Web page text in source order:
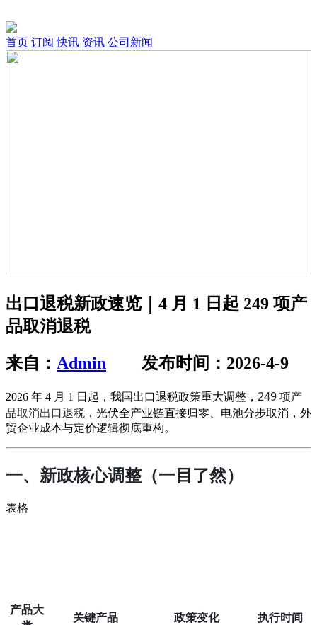
首页 订阅 快讯 资讯 公司新闻
出口退税新政速览｜4 月 1 日起 249 项产
品取消退税
来自： Admin 发布时间：2026-4-9
2026 年 4 月 1 日起，我国出口退税政策重大调整， 249 项产
品取消出口退税 ，光伏全产业链直接归零、电池分步取消，外
贸企业成本与定价逻辑彻底重构。
一、新政核心调整（一目了然）
表格
产品大
关键产品 政策变化
执行时间